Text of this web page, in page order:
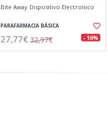
Bite Away Dispositivo Electronico
PARAFARMACIA BÁSICA
27,77€ 32,97€ - 16%